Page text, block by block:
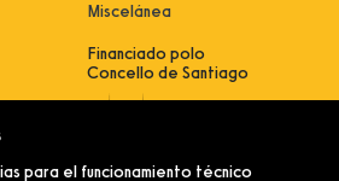
Miscelánea
Financiado polo
Concello de Santiago
para el funcionamiento técnico